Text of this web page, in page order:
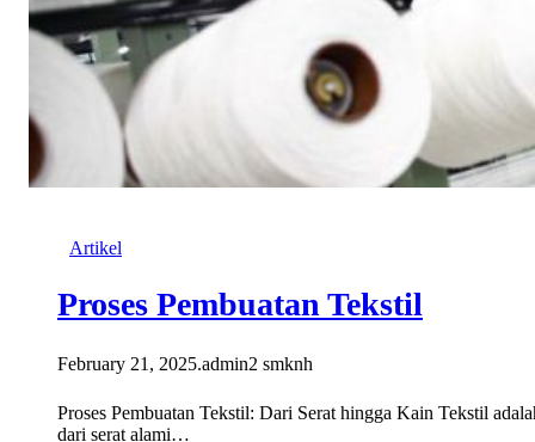
Artikel
Proses Pembuatan Tekstil
February 21, 2025.admin2 smknh
Proses Pembuatan Tekstil: Dari Serat hingga Kain Tekstil
dari serat alami…